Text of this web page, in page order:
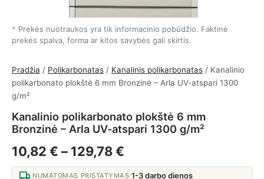
Prekės nuotraukos yra tik informacinio pobūdžio. Faktinė
prekės spalva, forma ar kitos savybės gali skirtis.
Pradžia / Polikarbonatas / Kanalinis polikarbonatas / Kanalinio
polikarbonato plokštė 6 mm Bronzinė – Arla UV-atspari 1300
g/m²
Kanalinio polikarbonato plokštė 6 mm
Bronzinė – Arla UV-atspari 1300 g/m²
10,82 € – 129,78€
NUMATOMAS PRISTATYMAS:1-3 darbo dienos